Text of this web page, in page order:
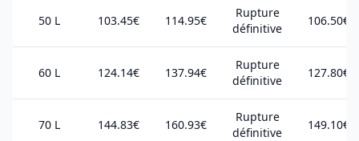
50 L 103.45€ 114.95€
Rupture
définitive
106.50€
60 L 124.14€ 137.94€
Rupture
définitive
127.80€
70 L 144.83€ 160.93€
Rupture
définitive
149.10€